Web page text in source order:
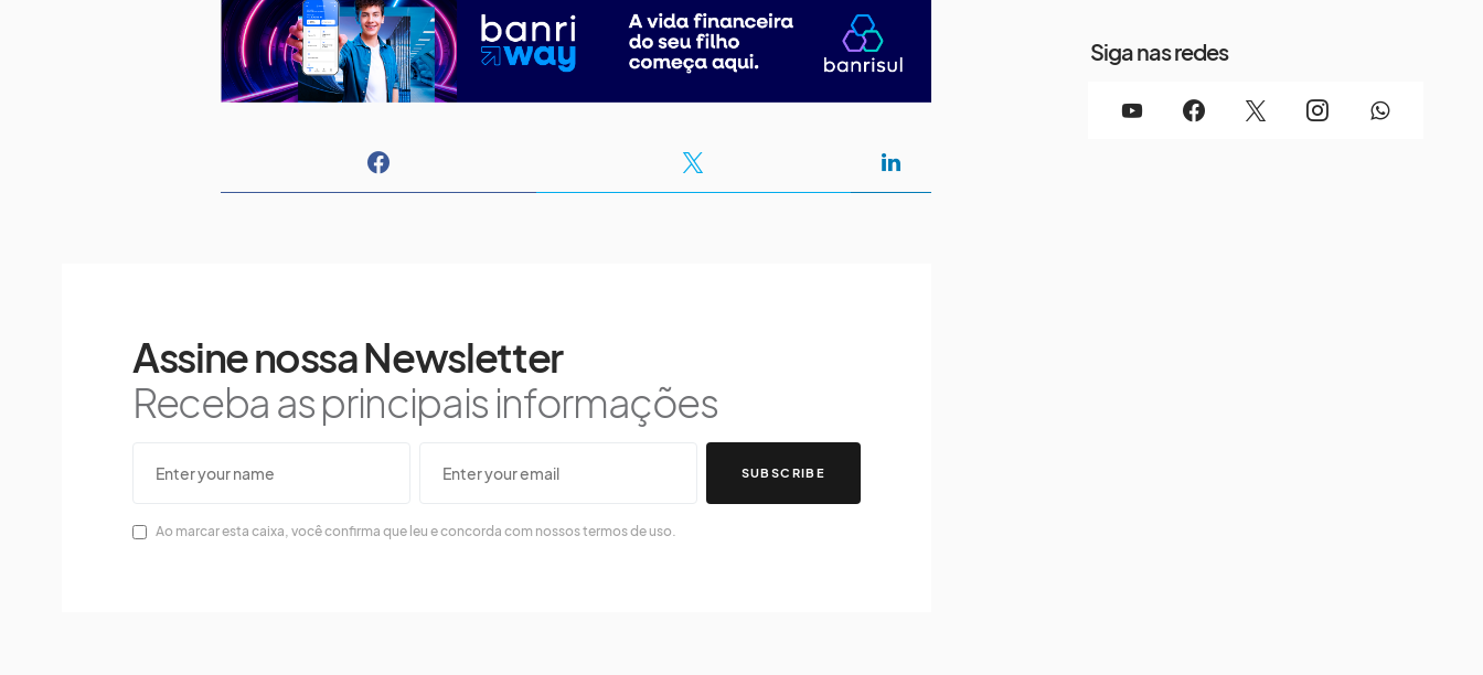
Assine nossa Newsletter
Receba as principais informações
SUBSCRIBE
Ao marcar esta caixa, você confirma que leu e concorda com nossos termos de uso.
Siga nas redes